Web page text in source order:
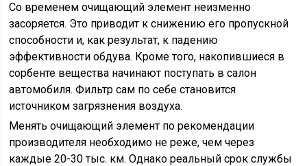
Со временем очищающий элемент неизменно
засоряется. Это приводит к снижению его пропускной
способности и, как результат, к падению
эффективности обдува. Кроме того, накопившиеся в
сорбенте вещества начинают поступать в салон
автомобиля. Фильтр сам по себе становится
источником загрязнения воздуха.
Менять очищающий элемент по рекомендации
производителя необходимо не реже, чем через
каждые 20-30 тыс. км. Однако реальный срок службы